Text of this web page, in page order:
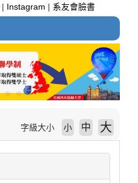
| Instagram | 系友會臉書
字級大小 小 中 大